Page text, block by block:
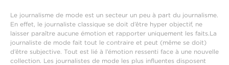
Le journalisme de mode est un secteur un peu à part du journalisme.
En effet, le journaliste classique se doit d’être hyper objectif, ne
laisser paraître aucune émotion et rapporter uniquement les faits.La
journaliste de mode fait tout le contraire et peut (même se doit)
d’être subjective. Tout est lié à l’émotion ressenti face à une nouvelle
collection. Les journalistes de mode les plus influentes disposent